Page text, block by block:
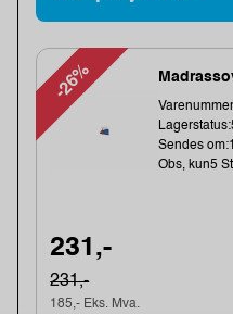
-26%
Sendes
Obs, kun5
231,-
231,-
185,- Eks. Mva.